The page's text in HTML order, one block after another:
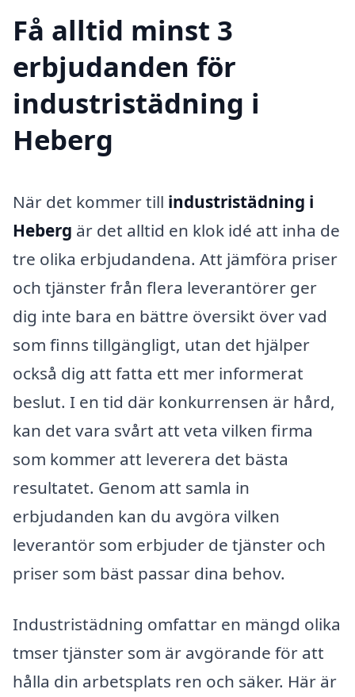
Få alltid minst 3
erbjudanden för
industristädning i
Heberg
När det kommer till industristädning i
Heberg är det alltid en klok idé att inha de
tre olika erbjudandena. Att jämföra priser
och tjänster från flera leverantörer ger
dig inte bara en bättre översikt över vad
som finns tillgängligt, utan det hjälper
också dig att fatta ett mer informerat
beslut. I en tid där konkurrensen är hård,
kan det vara svårt att veta vilken firma
som kommer att leverera det bästa
resultatet. Genom att samla in
erbjudanden kan du avgöra vilken
leverantör som erbjuder de tjänster och
priser som bäst passar dina behov.
Industristädning omfattar en mängd olika
tmser tjänster som är avgörande för att
hålla din arbetsplats ren och säker. Här är